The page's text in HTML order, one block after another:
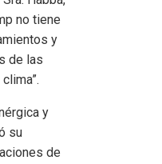
no tiene
y
de las
y
su
de